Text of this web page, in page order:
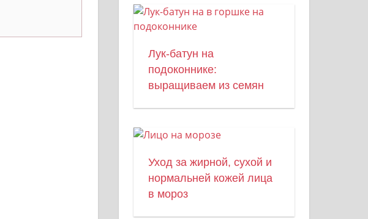
Лук-батун на
подоконнике:
выращиваем из семян
Уход за жирной, сухой и
нормальней кожей лица
в мороз